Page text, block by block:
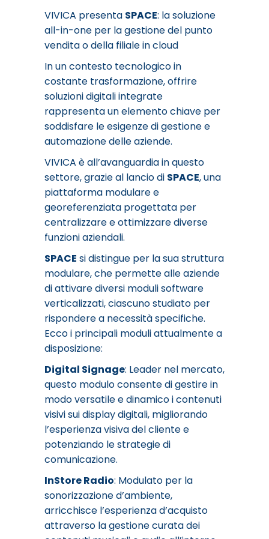
VIVICA presenta SPACE: la soluzione
all-in-one per la gestione del punto
vendita o della filiale in cloud
In un contesto tecnologico in
costante trasformazione, offrire
soluzioni digitali integrate
rappresenta un elemento chiave per
soddisfare le esigenze di gestione e
automazione delle aziende.
VIVICA è all’avanguardia in questo
settore, grazie al lancio di SPACE, una
piattaforma modulare e
georeferenziata progettata per
centralizzare e ottimizzare diverse
funzioni aziendali.
SPACE si distingue per la sua struttura
modulare, che permette alle aziende
di attivare diversi moduli software
verticalizzati, ciascuno studiato per
rispondere a necessità specifiche.
Ecco i principali moduli attualmente a
disposizione:
Digital Signage: Leader nel mercato,
questo modulo consente di gestire in
modo versatile e dinamico i contenuti
visivi sui display digitali, migliorando
l’esperienza visiva del cliente e
potenziando le strategie di
comunicazione.
InStore Radio: Modulato per la
sonorizzazione d’ambiente,
arricchisce l’esperienza d’acquisto
attraverso la gestione curata dei